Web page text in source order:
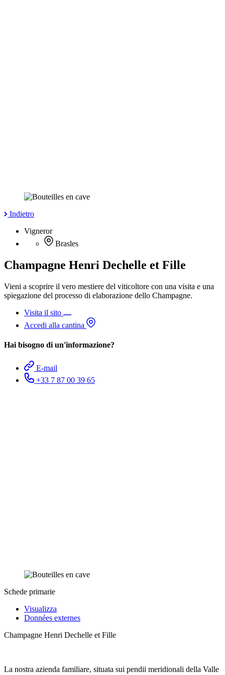
Indietro
Vigneror
Brasles
Champagne Henri Dechelle et Fille
Vieni a scoprire il vero mestiere del viticoltore con una visita e una
spiegazione del processo di elaborazione dello Champagne.
Visita il sito
Accedi alla cantina
Hai bisogno di un'informazione?
E-mail
+33 7 87 00 39 65
Schede primarie
Visualizza
Données externes
Champagne Henri Dechelle et Fille
La nostra azienda familiare, situata sui pendii meridionali della Valle